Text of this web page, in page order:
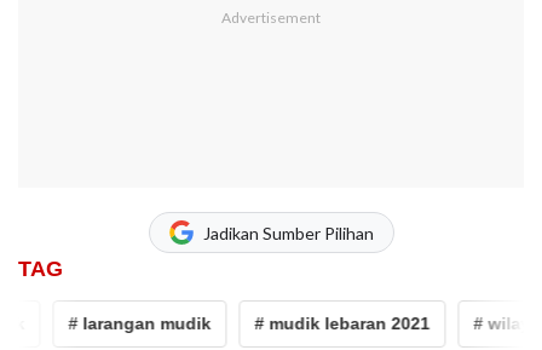
Jadikan Sumber Pilihan
TAG
# larangan mudik # mudik lebaran 2021 # wilayah